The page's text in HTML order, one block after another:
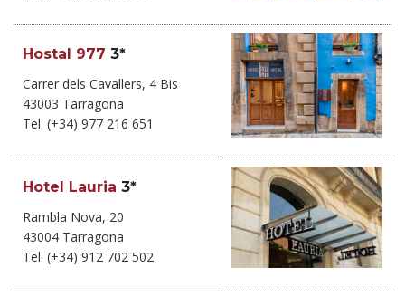
Hostal 977 3*
Carrer dels Cavallers, 4 Bis
43003 Tarragona
Tel. (+34) 977 216 651‎
Hotel Lauria 3*
Rambla Nova, 20
43004 Tarragona
Tel. (+34) 912 702 502‎